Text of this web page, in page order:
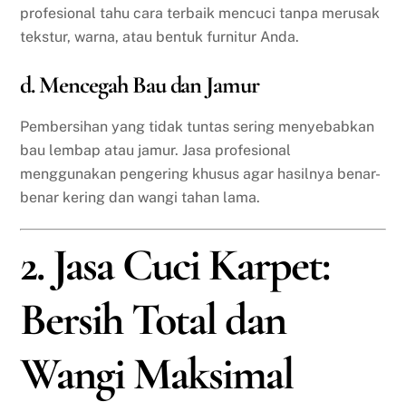
profesional tahu cara terbaik mencuci tanpa merusak
tekstur, warna, atau bentuk furnitur Anda.
d. Mencegah Bau dan Jamur
Pembersihan yang tidak tuntas sering menyebabkan
bau lembap atau jamur. Jasa profesional
menggunakan pengering khusus agar hasilnya benar-
benar kering dan wangi tahan lama.
2. Jasa Cuci Karpet:
Bersih Total dan
Wangi Maksimal